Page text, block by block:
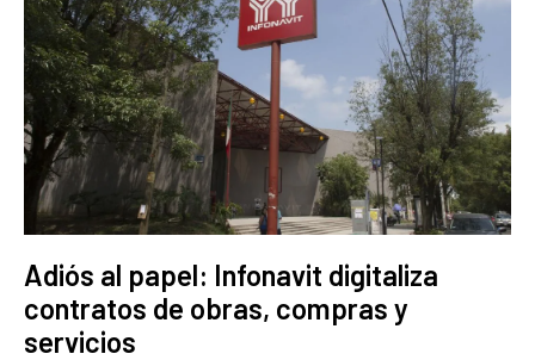
Adiós al papel: Infonavit digitaliza
contratos de obras, compras y
servicios